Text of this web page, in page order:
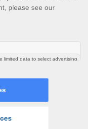
play responsibly.
and provider icons
may not be live
for your country